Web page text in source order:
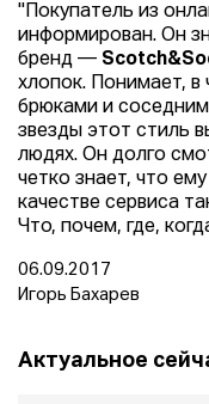
"Покупатель из
информирован. Он
бренд —
хлопок. Понимает,
брюками и
звезды этот стиль
людях. Он долго
четко знает, что
качестве сервиса
Что, почем, где,
06.09.2017
Игорь Бахарев
Актуальное